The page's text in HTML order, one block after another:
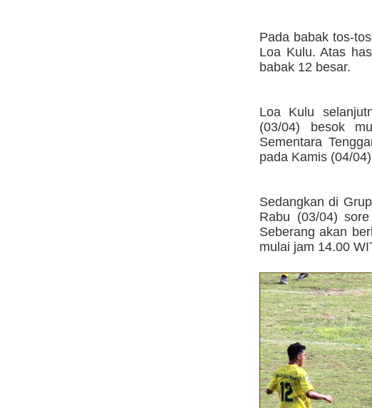
Pada babak tos-
Loa Kulu. Atas
babak 12 besar.
Loa Kulu
(03/04) besok
Sementara
pada Kamis (04/
Sedangkan di
Rabu (03/04)
Seberang akan
mulai jam 14.00